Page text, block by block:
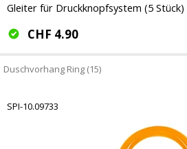
Gleiter für Druckknopfsystem (5 Stück)
CHF 4.90
Duschvorhang Ring (15)
SPI-10.09733